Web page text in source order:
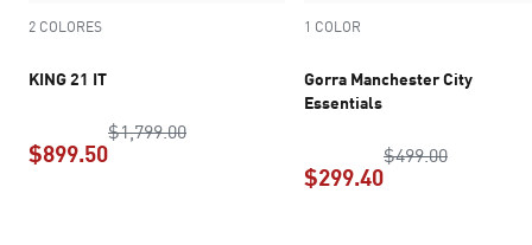
2 COLORES
KING 21 IT
$1,799.00precio original $1,799.00
$899.50
1 COLOR
Gorra Manchester City
Essentials
$499.00precio
$299.40